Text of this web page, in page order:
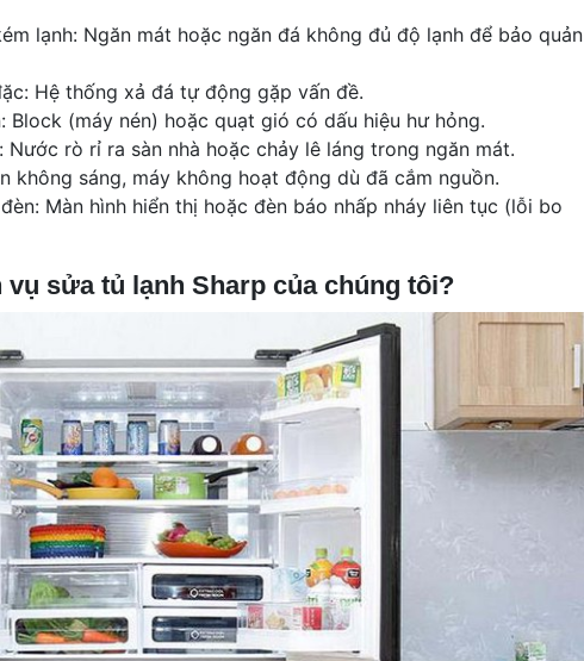
lạnh: Ngăn mát hoặc ngăn đá không đủ độ lạnh để bảo quản
Hệ thống xả đá tự động gặp vấn đề.
Block (máy nén) hoặc quạt gió có dấu hiệu hư hỏng.
Nước rò rỉ ra sàn nhà hoặc chảy lê láng trong ngăn mát.
không sáng, máy không hoạt động dù đã cắm nguồn.
Màn hình hiển thị hoặc đèn báo nhấp nháy liên tục (lỗi bo
vụ sửa tủ lạnh Sharp của chúng tôi?